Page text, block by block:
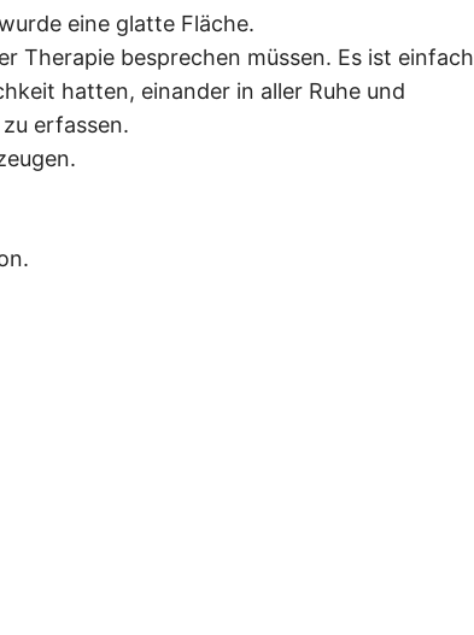
eine glatte Fläche.
Therapie besprechen müssen. Es ist einfach
hatten, einander in aller Ruhe und
erfassen.